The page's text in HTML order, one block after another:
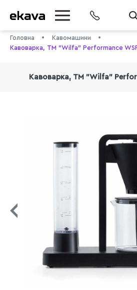
Головна
Кавомашини
Кавоварка, TM "Wilfa" Performance
Кавоварка, TM "Wilfa"